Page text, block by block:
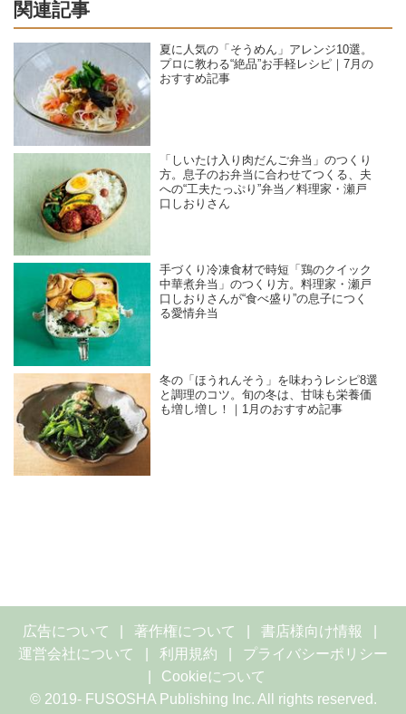
関連記事
夏に人気の「そうめん」アレンジ10選。
プロに教わる“絶品”お手軽レシピ｜7月の
おすすめ記事
「しいたけ入り肉だんご弁当」のつくり
方。息子のお弁当に合わせてつくる、夫
への“工夫たっぷり”弁当／料理家・瀬戸
口しおりさん
手づくり冷凍食材で時短「鶏のクイック
中華煮弁当」のつくり方。料理家・瀬戸
口しおりさんが“食べ盛り”の息子につく
る愛情弁当
冬の「ほうれんそう」を味わうレシピ8選
と調理のコツ。旬の冬は、甘味も栄養価
も増し増し！｜1月のおすすめ記事
広告について 著作権について
書店様向け情報
運営会社について
利用規約
プライバシーポリシー
Cookieについて
© 2019- FUSOSHA Publishing Inc. All rights reserved.